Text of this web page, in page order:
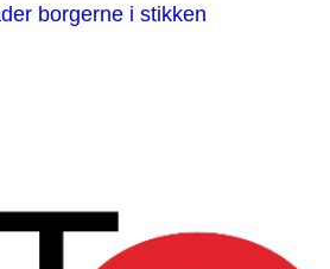
borgerne i stikken